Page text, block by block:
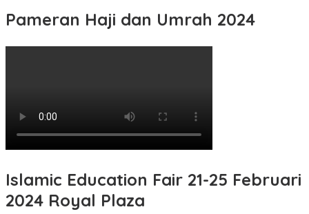
Pameran Haji dan Umrah 2024
Islamic Education Fair 21-25 Februari
2024 Royal Plaza